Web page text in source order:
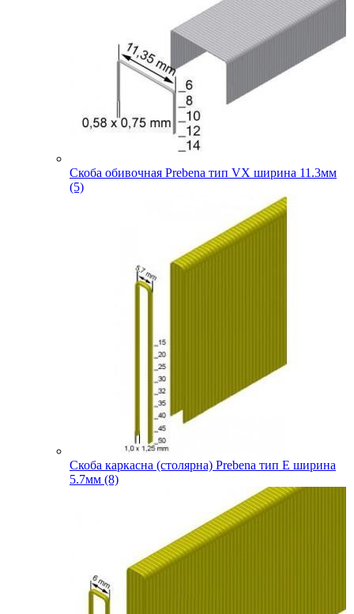
Скоба обивочная Prebena тип VX ширина 11.3мм
(5)
Скоба каркасна (столярна) Prebena тип E ширина
5.7мм (8)